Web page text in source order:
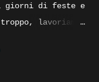
giorni di feste e
lavoriamo
dalla scrivania
ad un